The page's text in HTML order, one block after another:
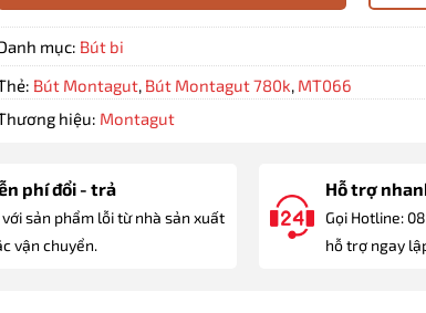
mục: Bút bi
Bút Montagut, Bút Montagut 780k, MT066
hiệu: Montagut
phí đổi - trả
sản phẩm lỗi từ nhà sản xuất
vận chuyển.
Hỗ trợ
Gọi Hotline:
hỗ trợ ngay